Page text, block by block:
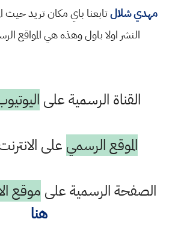
مهدي شلالتابعنا باي مكان تريد حيث
النشر اولا باول وهذه هي المواقع
القناة الرسمية على
الموقع الرسمي على
الصفحة الرسمية على موقع
هنا